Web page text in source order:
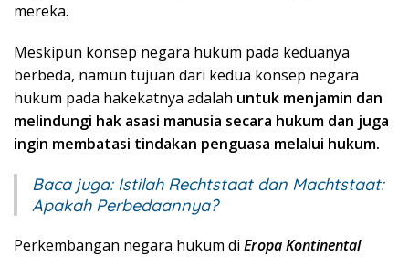
mereka.
Meskipun konsep negara hukum pada keduanya
berbeda, namun tujuan dari kedua konsep negara
hukum pada hakekatnya adalah untuk menjamin dan
melindungi hak asasi manusia secara hukum dan juga
ingin membatasi tindakan penguasa melalui hukum.
Baca juga: Istilah Rechtstaat dan Machtstaat:
Apakah Perbedaannya?
Perkembangan negara hukum di Eropa Kontinental